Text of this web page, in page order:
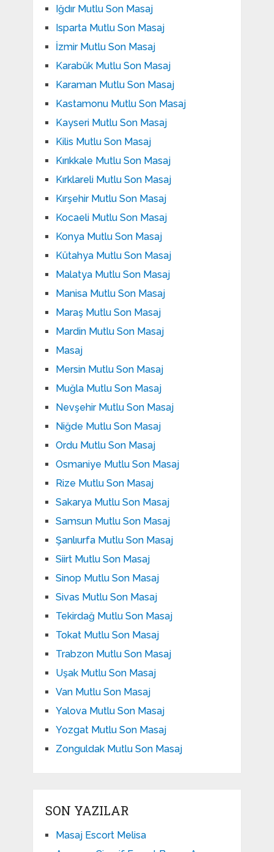
Iğdır Mutlu Son Masaj
Isparta Mutlu Son Masaj
İzmir Mutlu Son Masaj
Karabük Mutlu Son Masaj
Karaman Mutlu Son Masaj
Kastamonu Mutlu Son Masaj
Kayseri Mutlu Son Masaj
Kilis Mutlu Son Masaj
Kırıkkale Mutlu Son Masaj
Kırklareli Mutlu Son Masaj
Kırşehir Mutlu Son Masaj
Kocaeli Mutlu Son Masaj
Konya Mutlu Son Masaj
Kütahya Mutlu Son Masaj
Malatya Mutlu Son Masaj
Manisa Mutlu Son Masaj
Maraş Mutlu Son Masaj
Mardin Mutlu Son Masaj
Masaj
Mersin Mutlu Son Masaj
Muğla Mutlu Son Masaj
Nevşehir Mutlu Son Masaj
Niğde Mutlu Son Masaj
Ordu Mutlu Son Masaj
Osmaniye Mutlu Son Masaj
Rize Mutlu Son Masaj
Sakarya Mutlu Son Masaj
Samsun Mutlu Son Masaj
Şanlıurfa Mutlu Son Masaj
Siirt Mutlu Son Masaj
Sinop Mutlu Son Masaj
Sivas Mutlu Son Masaj
Tekirdağ Mutlu Son Masaj
Tokat Mutlu Son Masaj
Trabzon Mutlu Son Masaj
Uşak Mutlu Son Masaj
Van Mutlu Son Masaj
Yalova Mutlu Son Masaj
Yozgat Mutlu Son Masaj
Zonguldak Mutlu Son Masaj
SON YAZILAR
Masaj Escort Melisa